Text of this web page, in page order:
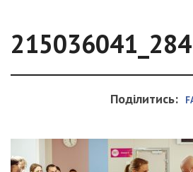
Поділитись: